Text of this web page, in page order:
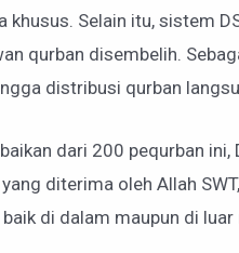
khusus. Selain itu, sistem
qurban disembelih.
distribusi qurban
dari 200 pequrban
diterima oleh Allah
di dalam maupun di luar